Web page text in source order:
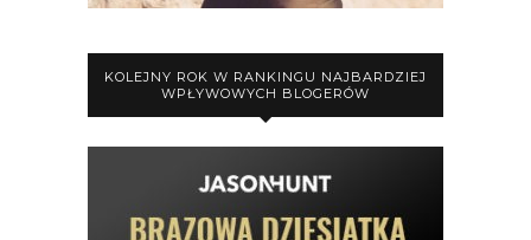
KOLEJNY ROK W RANKINGU NAJBARDZIEJ
WPŁYWOWYCH BLOGERÓW